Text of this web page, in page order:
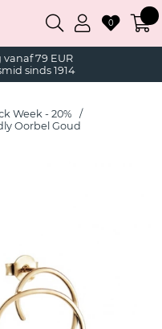
79 EUR
sinds 1914
0
Week - 20%
Oorbel Goud